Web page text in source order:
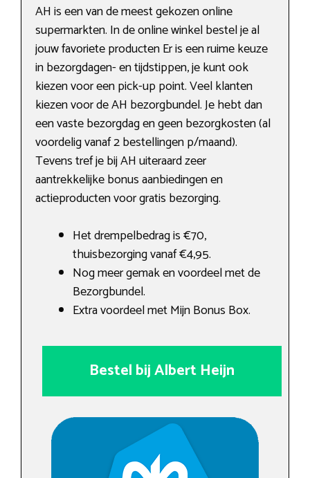
AH is een van de meest gekozen online
supermarkten. In de online winkel bestel je al
jouw favoriete producten Er is een ruime keuze
in bezorgdagen- en tijdstippen, je kunt ook
kiezen voor een pick-up point. Veel klanten
kiezen voor de AH bezorgbundel. Je hebt dan
een vaste bezorgdag en geen bezorgkosten (al
voordelig vanaf 2 bestellingen p/maand).
Tevens tref je bij AH uiteraard zeer
aantrekkelijke bonus aanbiedingen en
actieproducten voor gratis bezorging.
Het drempelbedrag is €70,
thuisbezorging vanaf €4,95.
Nog meer gemak en voordeel met de
Bezorgbundel.
Extra voordeel met Mijn Bonus Box.
Bestel bij Albert Heijn